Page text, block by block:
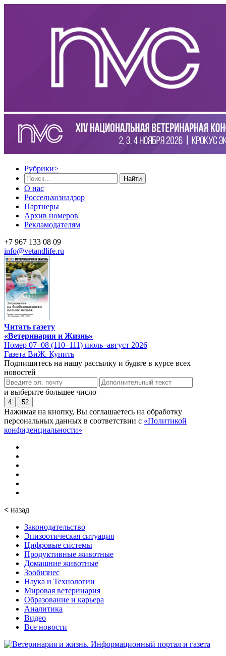
Рубрики>
Найти
О нас
Россельхознадзор
Партнеры
Архив номеров
Рекламодателям
+7 967 133 08 09
info@vetandlife.ru
Читать газету
«Ветеринария и Жизнь»
Номер 07–08 (110–111) июль–август 2026
Газета ВиЖ. Купить
Подпишитесь на нашу рассылку и будьте в курсе всех
новостей
и выберите большее число
4 52
Нажимая на кнопку, Вы соглашаетесь на обработку
персональных данных в соответствии с «Политикой
конфиденциальности»
< назад
Законодательство
Эпизоотическая ситуация
Цифровые системы
Продуктивные животные
Домашние животные
Зообизнес
Наука и Технологии
Мировая ветеринария
Образование и карьера
Аналитика
Видео
Все новости